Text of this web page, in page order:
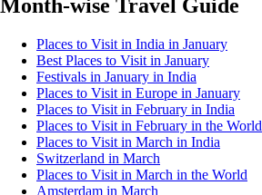
Month-wise Travel Guide
Places to Visit in India in January
Best Places to Visit in January
Festivals in January in India
Places to Visit in Europe in January
Places to Visit in February in India
Places to Visit in February in the World
Places to Visit in March in India
Switzerland in March
Places to Visit in March in the World
Amsterdam in March